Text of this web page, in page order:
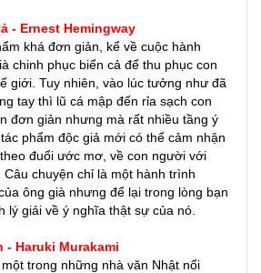
- Ernest Hemingway
khá đơn giản, kể về cuộc hành
chinh phục biển cả để thu phục con
giới. Tuy nhiên, vào lúc tưởng như đã
tay thì lũ cá mập đến rỉa sạch con
đơn giản nhưng mà rất nhiều tầng ý
phẩm độc giả mới có thể cảm nhận
đuổi ước mơ, về con người với
chuyện chỉ là một hành trình
ông già nhưng để lại trong lòng bạn
lý giải về ý nghĩa thật sự của nó.
- Haruki Murakami
trong những nhà văn Nhật nổi